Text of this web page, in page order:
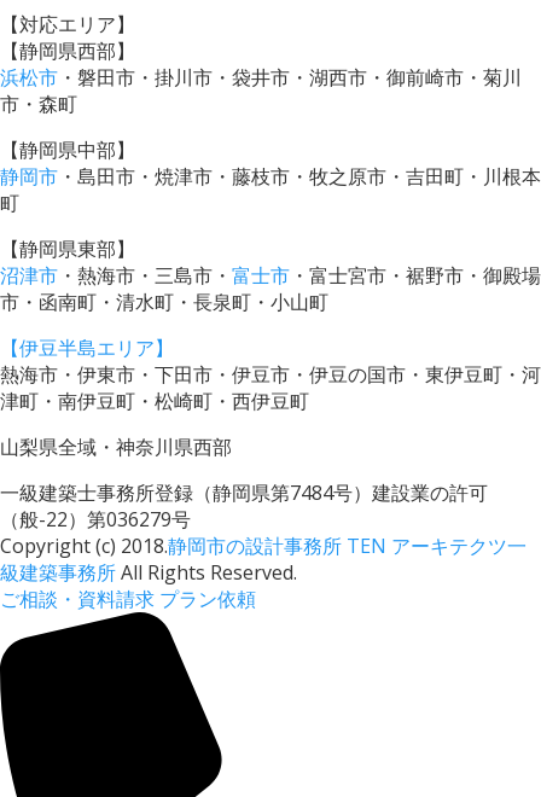
【対応エリア】
【静岡県西部】
浜松市 ・磐田市・掛川市・袋井市・湖西市・御前崎市・菊川
市・森町
【静岡県中部】
静岡市 ・島田市・焼津市・藤枝市・牧之原市・吉田町・川根本
町
【静岡県東部】
沼津市 ・熱海市・三島市・ 富士市 ・富士宮市・裾野市・御殿場
市・函南町・清水町・長泉町・小山町
【伊豆半島エリア】
熱海市・伊東市・下田市・伊豆市・伊豆の国市・東伊豆町・河
津町・南伊豆町・松崎町・西伊豆町
山梨県全域・神奈川県西部
一級建築士事務所登録（静岡県第7484号）建設業の許可
（般-22）第036279号
Copyright (c) 2018.静岡市の設計事務所 TEN アーキテクツ一
級建築事務所All Rights Reserved.
ご相談・資料請求 プラン依頼